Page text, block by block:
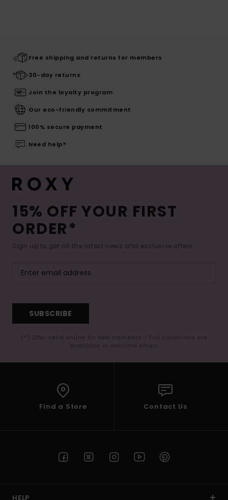
Free shipping and returns for members
30-day returns
Join the loyalty program
Our eco-friendly commitment
100% secure payment
Need help?
15% OFF YOUR FIRST
ORDER*
Sign up to get all the latest news and exclusive offers.
SUBSCRIBE
(*) Offer valid online for new members - Full conditions are
available in welcome email
Find a Store Contact Us
HELP